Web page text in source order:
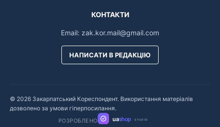
КОНТАКТИ
Email: zak.kor.mail@gmail.com
НАПИСАТИ В РЕДАКЦІЮ
© 2026 Закарпатський Кореспондент. Використання матеріалів
дозволено за умови гіперпосилання.
РОЗРОБЛЕНО uashop STUDIO